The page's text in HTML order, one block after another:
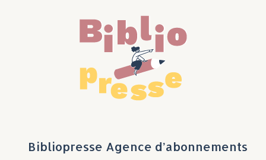
Bibliopresse Agence d’abonnements